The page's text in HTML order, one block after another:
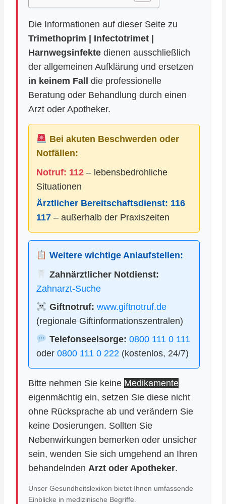
Die Informationen auf dieser Seite zu
Trimethoprim | Infectotrimet |
Harnwegsinfekte dienen ausschließlich
der allgemeinen Aufklärung und ersetzen
in keinem Fall
die professionelle
Beratung oder Behandlung durch einen
Arzt oder Apotheker.
Bei akuten Beschwerden oder
Notfällen:
Notruf: 112 – lebensbedrohliche
Situationen
Ärztlicher Bereitschaftsdienst: 116
117 – außerhalb der Praxiszeiten
Weitere wichtige Anlaufstellen:
Zahnärztlicher Notdienst:
Zahnarzt-Suche
Giftnotruf: www.giftnotruf.de
(regionale Giftinformationszentralen)
Telefonseelsorge: 0800 111 0 111
oder 0800 111 0 222 (kostenlos, 24/7)
Bitte nehmen Sie keine Medikamente
eigenmächtig ein, setzen Sie diese nicht
ohne Rücksprache ab und verändern Sie
keine Dosierungen. Sollten Sie
Nebenwirkungen bemerken oder unsicher
sein, wenden Sie sich umgehend an Ihren
behandelnden Arzt oder Apotheker.
Unser Gesundheitslexikon bietet Ihnen umfassende
Einblicke in medizinische Begriffe.